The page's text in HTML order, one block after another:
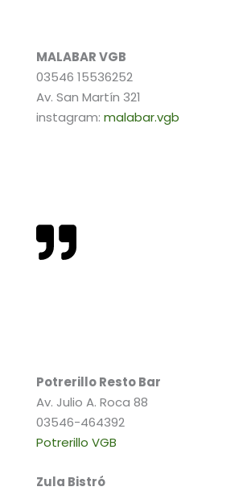
MALABAR VGB
03546 15536252
Av. San Martín 321
instagram: malabar.vgb
Potrerillo Resto Bar
Av. Julio A. Roca 88
03546-464392
Potrerillo VGB
Zula Bistró